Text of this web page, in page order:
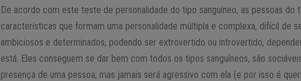
De acordo com este teste de personalidade do tipo sanguíneo, as pessoas do
características que formam uma personalidade múltipla e complexa, difícil de
ambiciosos e determinados, podendo ser extrovertido ou introvertido,
está. Eles conseguem se dar bem com todos os tipos sanguíneos, são
presença de uma pessoa, mas jamais será agressivo com ela (e por isso é